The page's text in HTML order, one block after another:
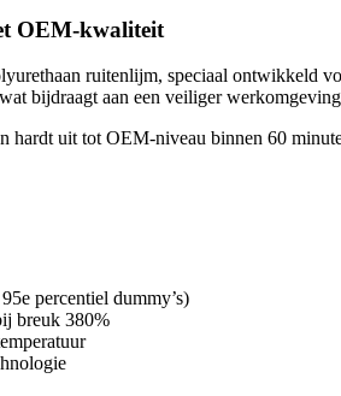
OEM-kwaliteit
ruitenlijm, speciaal ontwikkeld
bijdraagt aan een veiliger
hardt uit tot OEM-niveau binnen 60
percentiel dummy’s)
breuk 380%